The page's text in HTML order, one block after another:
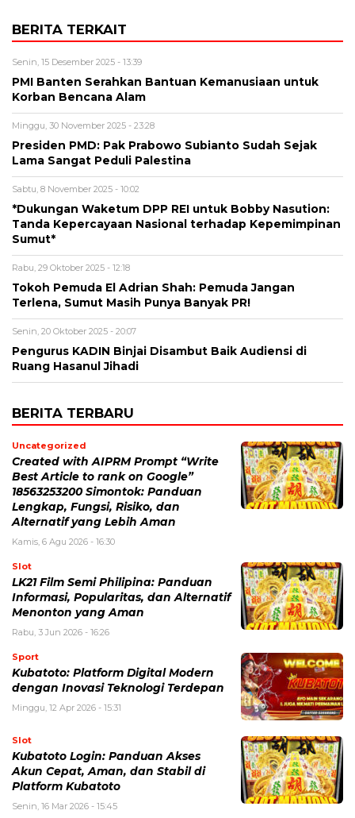
BERITA TERKAIT
Senin, 15 Desember 2025 - 13:39
PMI Banten Serahkan Bantuan Kemanusiaan untuk
Korban Bencana Alam
Minggu, 30 November 2025 - 23:28
Presiden PMD: Pak Prabowo Subianto Sudah Sejak
Lama Sangat Peduli Palestina
Sabtu, 8 November 2025 - 10:02
*Dukungan Waketum DPP REI untuk Bobby Nasution:
Tanda Kepercayaan Nasional terhadap Kepemimpinan
Sumut*
Rabu, 29 Oktober 2025 - 12:18
Tokoh Pemuda El Adrian Shah: Pemuda Jangan
Terlena, Sumut Masih Punya Banyak PR!
Senin, 20 Oktober 2025 - 20:07
Pengurus KADIN Binjai Disambut Baik Audiensi di
Ruang Hasanul Jihadi
BERITA TERBARU
Uncategorized
Created with AIPRM Prompt “Write
Best Article to rank on Google”
18563253200 Simontok: Panduan
Lengkap, Fungsi, Risiko, dan
Alternatif yang Lebih Aman
Kamis, 6 Agu 2026 - 16:30
Slot
LK21 Film Semi Philipina: Panduan
Informasi, Popularitas, dan Alternatif
Menonton yang Aman
Rabu, 3 Jun 2026 - 16:26
Sport
Kubatoto: Platform Digital Modern
dengan Inovasi Teknologi Terdepan
Minggu, 12 Apr 2026 - 15:31
Slot
Kubatoto Login: Panduan Akses
Akun Cepat, Aman, dan Stabil di
Platform Kubatoto
Senin, 16 Mar 2026 - 15:45